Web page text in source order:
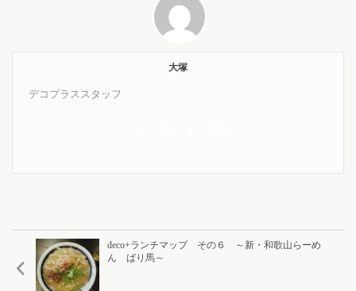
大塚
デコプラススタッフ
deco+ランチマップ その６ ～新・和歌山らーめ
ん ばり馬～